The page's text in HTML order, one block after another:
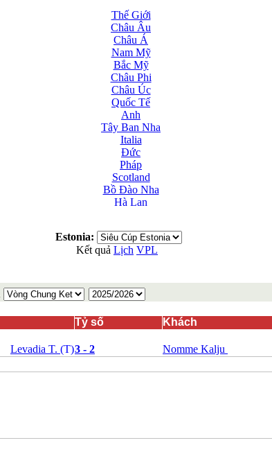
Thế Giới
Châu Âu
Châu Á
Nam Mỹ
Bắc Mỹ
Châu Phi
Châu Úc
Quốc Tế
Anh
Tây Ban Nha
Italia
Đức
Pháp
Scotland
Bồ Đào Nha
Hà Lan
Andorra
Armenia
Belarus
Bosnia-Herzgovina
Bulgary
Bắc Ireland
Iceland
Estonia:
Kết quả Lịch VPL
Tỷ số Khách
Levadia T. (T)3 - 2 Nomme Kalju